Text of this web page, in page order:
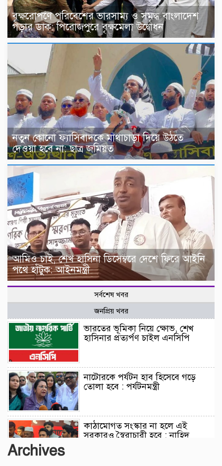
বৃক্ষরোপণে পরিবেশের ভারসাম্য ও সমৃদ্ধ বাংলাদেশ
গড়ার ডাক: পিরোজপুরে বৃক্ষমেলা উদ্বোধন
নতুন কোনো ফ্যাসিবাদকে মাথাচাড়া দিয়ে উঠতে
দেওয়া হবে না: ছাত্র জমিয়ত
আমিও চাই, শেখ হাসিনা ডিসেম্বরে দেশে ফিরে আইনি
পথে হাঁটুক: আইনমন্ত্রী
সর্বশেষ খবর
জনপ্রিয় খবর
ভারতের ভূমিকা নিয়ে ক্ষোভ, শেখ
হাসিনার প্রত্যর্পণ চাইল এনসিপি
নাটোরকে পর্যটন হাব হিসেবে গড়ে
তোলা হবে : পর্যটনমন্ত্রী
কাঠামোগত সংস্কার না হলে এই
সরকারও স্বৈরাচারী হবে : নাহিদ
Archives